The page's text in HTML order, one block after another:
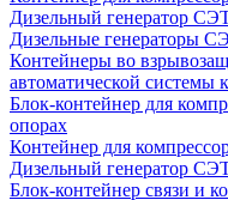
Дизельный генератор
Дизельные генераторы
Контейнеры во
автоматической
Блок-контейнер для
опорах
Контейнер для
Дизельный генератор
Блок-контейнер связи и